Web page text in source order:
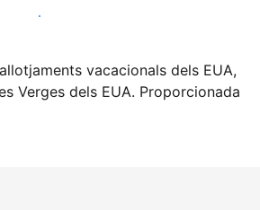
amb nosaltres avui mateix
vacacionals dels EUA,
Verges dels EUA. Proporcionada